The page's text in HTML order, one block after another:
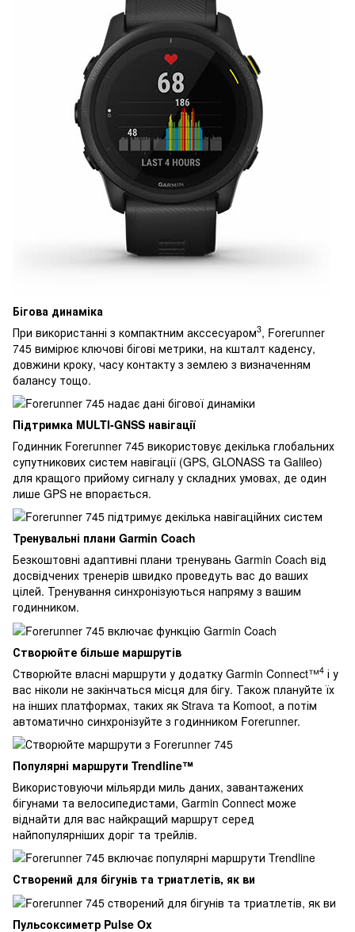
Бігова динаміка
При використанні з компактним акссесуаром3, Forerunner
745 вимірює ключові бігові метрики, на кшталт каденсу,
довжини кроку, часу контакту з землею з визначенням
балансу тощо.
Підтримка MULTI-GNSS навігації
Годинник Forerunner 745 використовує декілька глобальних
супутникових систем навігації (GPS, GLONASS та Galileo)
для кращого прийому сигналу у складних умовах, де один
лише GPS не впорається.
Тренувальні плани Garmin Coach
Безкоштовні адаптивні плани тренувань Garmin Coach від
досвідчених тренерів швидко проведуть вас до ваших
цілей. Тренування синхронізуються напряму з вашим
годинником.
Створюйте більше маршрутів
Створюйте власні маршрути у додатку Garmin Connect™4 і у
вас ніколи не закінчаться місця для бігу. Також плануйте їх
на інших платформах, таких як Strava та Komoot, а потім
автоматично синхронізуйте з годинником Forerunner.
Популярні маршрути Trendline™
Використовуючи мільярди миль даних, завантажених
бігунами та велосипедистами, Garmin Connect може
віднайти для вас найкращий маршрут серед
найпопулярніших доріг та трейлів.
Створений для бігунів та триатлетів, як ви
Пульсоксиметр Pulse Ox